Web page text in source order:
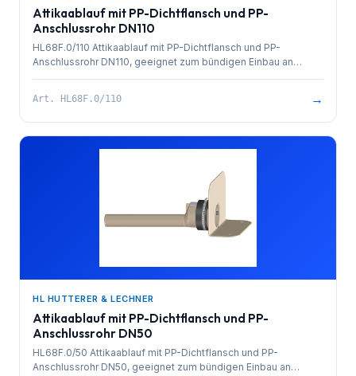
Attikaablauf mit PP-Dichtflansch und PP-
Anschlussrohr DN110
HL68F.0/110 Attikaablauf mit PP-Dichtflansch und PP-
Anschlussrohr DN110, geeignet zum bündigen Einbau an
Attika-Hochzügen und zur Einarbeitung in FPO-Abdichtfolien
Art. HL68F.0/110 →
HL HUTTERER & LECHNER
Attikaablauf mit PP-Dichtflansch und PP-
Anschlussrohr DN50
HL68F.0/50 Attikaablauf mit PP-Dichtflansch und PP-
Anschlussrohr DN50, geeignet zum bündigen Einbau an